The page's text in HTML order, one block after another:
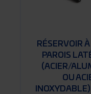
RÉSERVOIR
PAROIS
(ACIER/
OU